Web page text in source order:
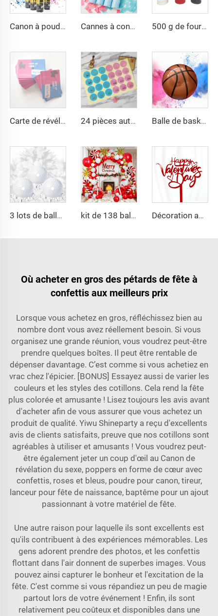
Canon à poudre de confettis biodégradable pour révélation de sexe, poppers bleus pour garçon et roses pour fille Cannes à confettis pour révélation du sexe, confettis en papier de soie pour décorations de fête de baby shower 500 g de fournitures pour révélation du sexe avec poudre, bouteilles aérosols, extincteur en poudre, accessoires de fête, aérosol festif
Carte de révélation du sexe du bébé, fille ou garçon, carte à gratter, accessoire de jeu pour baby shower 24 pièces autocollants pour révélation du sexe du bébé, équipe garçon ou équipe fille, papier non adhésif Balle de basket pour révélation du sexe garçon ou fille avec poudre, canon à fumée, bombe de fumée pour révélation du sexe
3 lots de balles de golf explosantes pour révélation du sexe avec poudre blanche pour fête de révélation du sexe kit de 138 ballons de Noël, guirlande en arc, ballons en latex rouges, blancs et dorés, ballons en aluminium pour Noël et Nouvel An Décoration acrylique de gâteau style Instagram Joyeuse Saint-Valentin, toppeur acrylique pour gâteau de la Saint-Valentin
Où acheter en gros des pétards de fête à
confettis aux meilleurs prix
Lorsque vous achetez en gros, réfléchissez bien au
nombre dont vous avez réellement besoin. Si vous
organisez une grande réunion, vous voudrez peut-être
prendre quelques boîtes. Il peut être rentable de
dépenser davantage. C’est comme si vous achetiez en
vrac chez l'épicier. [BONUS] Essayez aussi de varier les
couleurs et les styles des cotillons. Cela rend la fête
plus colorée et amusante ! Lisez toujours les avis avant
d'acheter afin de vous assurer que vous achetez un
produit de qualité. Yiwu Shineparty a reçu d'excellents
avis de clients satisfaits, preuve que nos cotillons sont
agréables à utiliser et amusants ! Vous voudrez peut-
être également jeter un coup d'œil au Canon de
révélation du sexe, poppers en forme de cœur avec
confettis, roses et bleus, poudre pour canon, tireur,
lanceur pour fête de naissance, baptême pour un ajout
passionnant à votre matériel de fête.
Une autre raison pour laquelle ils sont excellents est
qu'ils contribuent à des expériences mémorables. Les
gens adorent prendre des photos, et les confettis
flottant dans l'air donnent de superbes images. Vous
pouvez ainsi capturer le bonheur et l'excitation de la
fête. C'est comme si vous répandiez un peu de magie
partout lors de votre événement ! Enfin, ils sont
relativement peu coûteux et disponibles dans une